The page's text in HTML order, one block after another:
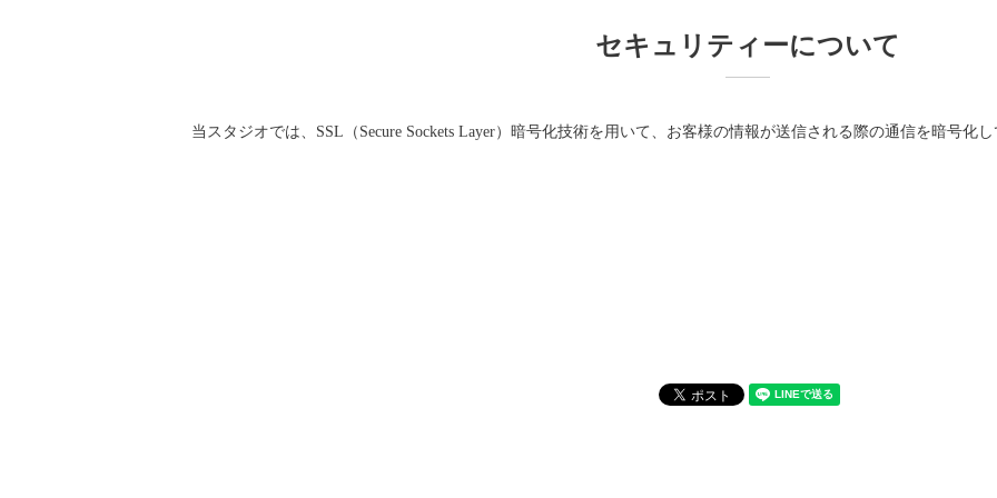
セキュリティーについて
当スタジオでは、SSL（Secure Sockets Layer）暗号化技術を用いて、お客様の情報が送信される際の通信を暗号化し